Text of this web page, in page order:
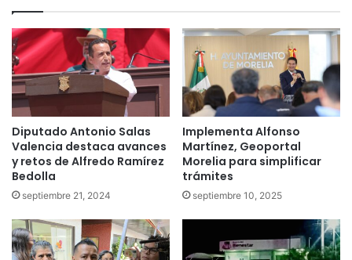
Diputado Antonio Salas
Valencia destaca avances
y retos de Alfredo Ramírez
Bedolla
septiembre 21, 2024
Implementa Alfonso
Martínez, Geoportal
Morelia para simplificar
trámites
septiembre 10, 2025